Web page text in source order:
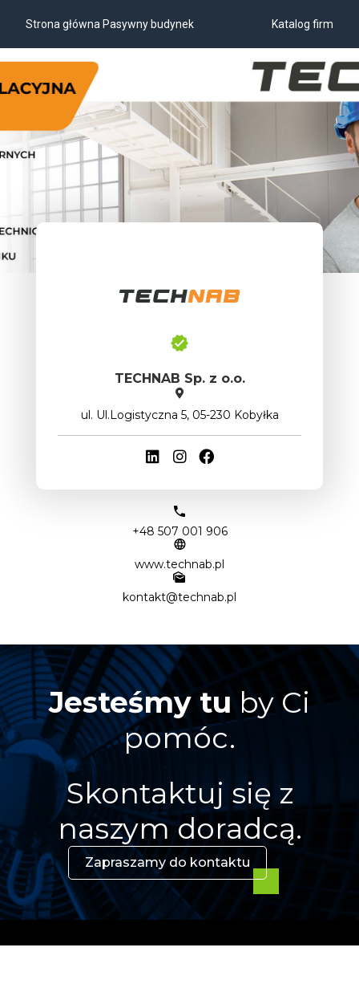
Strona główna Pasywny budynek Katalog firm
TECHNAB Sp. z o.o.
ul. Ul.Logistyczna 5, 05-230 Kobyłka
+48 507 001 906
www.technab.pl
kontakt@technab.pl
Jesteśmy tu by Ci
pomóc.
Skontaktuj się z
naszym doradcą.
Zapraszamy do kontaktu